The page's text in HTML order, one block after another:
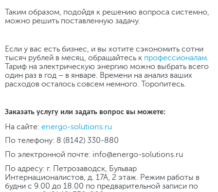
Таким образом, подойдя к решению вопроса системно,
можно решить поставленную задачу.
Если у вас есть бизнес, и вы хотите сэкономить сотни
тысяч рублей в месяц, обращайтесь к профессионалам.
Тариф на электрическую энергию можно выбрать всего
один раз в год – в январе. Времени на анализ ваших
расходов осталось совсем немного. Торопитесь.
Заказать услугу или задать вопрос вы можете:
На сайте: energo-solutions.ru
По телефону: 8 (8142) 330-880
По электронной почте: info@energo-solutions.ru
По адресу: г. Петрозаводск, Бульвар
Интернационалистов, д. 17А, 2 этаж. Режим работы в
будни с 9.00 до 18.00 по предварительной записи по